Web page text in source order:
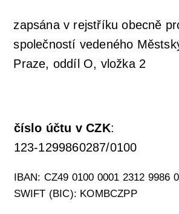
zapsána v rejstříku obecně
společností vedeného
Praze, oddíl O, vložka 2
číslo účtu v CZK:
123-1299860287/0100
IBAN: CZ49 0100 0001 2312 9986
SWIFT (BIC): KOMBCZPP